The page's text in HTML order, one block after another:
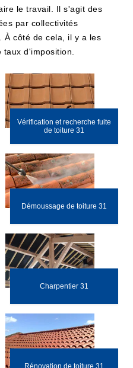
le travail. Il s'agit des
par collectivités
À côté de cela, il y a les
d'imposition.
Vérification et recherche fuite
de toiture 31
Démoussage de toiture 31
Charpentier 31
Rénovation de toiture 31